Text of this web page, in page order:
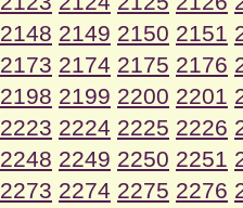
2148 2149 2150 2151
2173 2174 2175 2176
2198 2199 2200 2201
2223 2224 2225 2226
2248 2249 2250 2251
2273 2274 2275 2276